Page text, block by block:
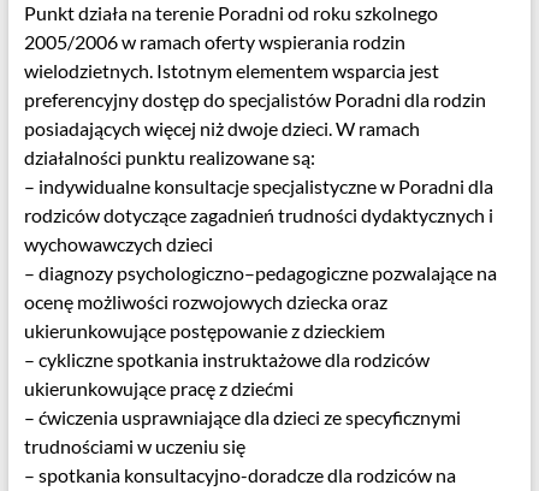
59,
53-
426
Wrocław
Punkt działa na terenie Poradni od roku szkolnego
2005/2006 w ramach oferty wspierania rodzin
wielodzietnych. Istotnym elementem wsparcia jest
preferencyjny dostęp do specjalistów Poradni dla rodzin
posiadających więcej niż dwoje dzieci. W ramach
działalności punktu realizowane są:
– indywidualne konsultacje specjalistyczne w Poradni dla
rodziców dotyczące zagadnień trudności dydaktycznych i
wychowawczych dzieci
– diagnozy psychologiczno–pedagogiczne pozwalające na
ocenę możliwości rozwojowych dziecka oraz
ukierunkowujące postępowanie z dzieckiem
– cykliczne spotkania instruktażowe dla rodziców
ukierunkowujące pracę z dziećmi
– ćwiczenia usprawniające dla dzieci ze specyficznymi
trudnościami w uczeniu się
– spotkania konsultacyjno-doradcze dla rodziców na